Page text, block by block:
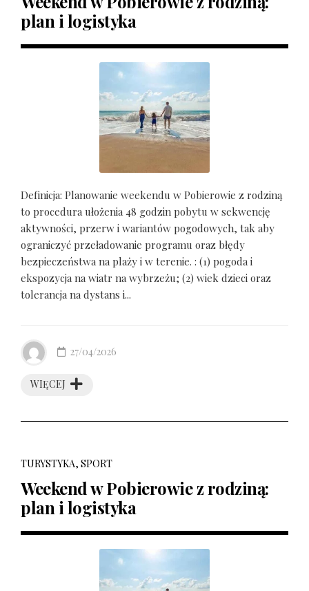
plan i logistyka
Definicja: Planowanie weekendu w Pobierowie z rodziną
to procedura ułożenia 48 godzin pobytu w sekwencję
aktywności, przerw i wariantów pogodowych, tak aby
ograniczyć przeładowanie programu oraz błędy
bezpieczeństwa na plaży i w terenie. : (1) pogoda i
ekspozycja na wiatr na wybrzeżu; (2) wiek dzieci oraz
tolerancja na dystans i...
WIĘCEJ
27/04/2026
TURYSTYKA, SPORT
Weekend w Pobierowie z rodziną:
plan i logistyka